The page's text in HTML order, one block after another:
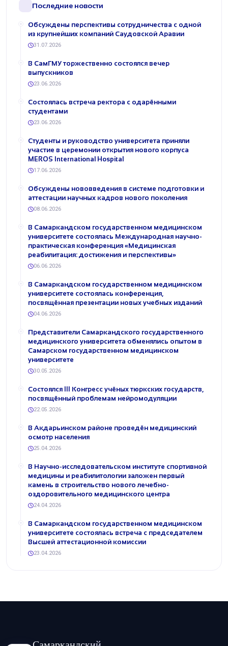
Последние новости
Обсуждены перспективы сотрудничества с одной
из крупнейших компаний Саудовской Аравии
31.07.2026
В СамГМУ торжественно состоялся вечер
выпускников
23.06.2026
Состоялась встреча ректора с одарёнными
студентами
23.06.2026
Студенты и руководство университета приняли
участие в церемонии открытия нового корпуса
MEROS International Hospital
17.06.2026
Обсуждены нововведения в системе подготовки и
аттестации научных кадров нового поколения
08.06.2026
В Самаркандском государственном медицинском
университете состоялась Международная научно-
практическая конференция «Медицинская
реабилитация: достижения и перспективы»
06.06.2026
В Самаркандском государственном медицинском
университете состоялась конференция,
посвящённая презентации новых учебных изданий
04.06.2026
Представители Самаркандского государственного
медицинского университета обменялись опытом в
Самарском государственном медицинском
университете
30.05.2026
Состоялся III Конгресс учёных тюркских государств,
посвящённый проблемам нейромодуляции
22.05.2026
В Акдарьинском районе проведён медицинский
осмотр населения
25.04.2026
В Научно-исследовательском институте спортивной
медицины и реабилитологии заложен первый
камень в строительство нового лечебно-
оздоровительного медицинского центра
24.04.2026
В Самаркандском государственном медицинском
университете состоялась встреча с председателем
Высшей аттестационной комиссии
23.04.2026